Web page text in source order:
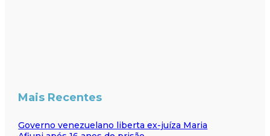
Mais Recentes
Governo venezuelano liberta ex-juíza Maria